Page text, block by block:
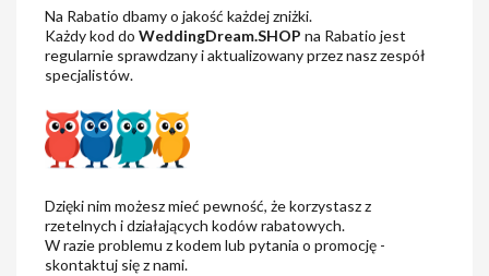
Na Rabatio dbamy o jakość każdej zniżki.
Każdy kod doWeddingDream.SHOP na Rabatio jest
regularnie sprawdzany i aktualizowany przez nasz zespół
specjalistów.
Dzięki nim możesz mieć pewność, że korzystasz z
rzetelnych i działających kodów rabatowych.
W razie problemu z kodem lub pytania o promocję -
skontaktuj się z nami.